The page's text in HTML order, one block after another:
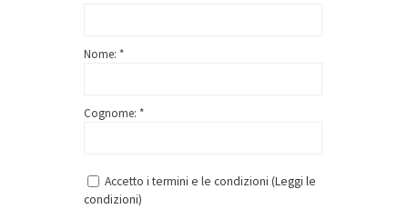
Nome: *
Cognome: *
Accetto i termini e le condizioni (Leggi le
condizioni)